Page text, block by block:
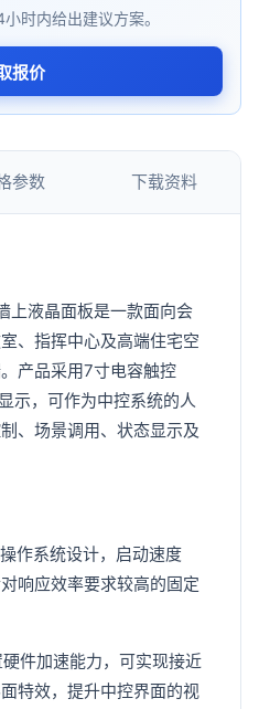
时内给出建议方案。
报价
参数 下载资料
液晶面板是一款面向会
、指挥中心及高端住宅空
产品采用7寸电容触控
示，可作为中控系统的人
、场景调用、状态显示及
作系统设计，启动速度
响应效率要求较高的固定
件加速能力，可实现接近
特效，提升中控界面的视